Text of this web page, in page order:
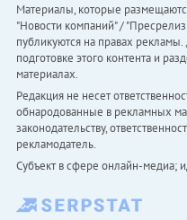
Материалы, которые
"Новости компаний" /
публикуются на правах рекламы.
подготовке этого контента и
материалах.
Редакция не несет
обнародованные в рекламных
законодательству,
рекламодатель.
Субъект в сфере онлайн-медиа;